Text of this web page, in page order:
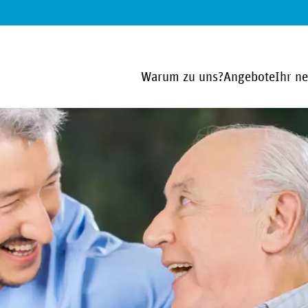
Warum zu uns?AngeboteIhr